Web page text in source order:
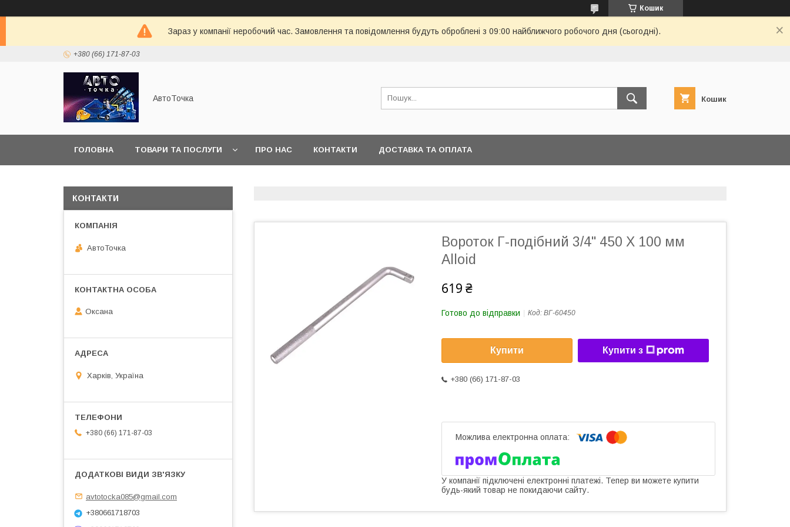
Кошик
Зараз у компанії неробочий час. Замовлення та повідомлення будуть оброблені з 09:00 найближчого робочого дня (сьогодні).
+380 (66) 171-87-03
АвтоТочка Кошик
ГОЛОВНА ТОВАРИ ТА ПОСЛУГИ ПРО НАС КОНТАКТИ ДОСТАВКА ТА ОПЛАТА
Вороток Г-подібний 3/4" 450 X 100 мм
Alloid
619 ₴
Готово до відправки Код: ВГ-60450
Купити Купити з
+380 (66) 171-87-03
У компанії підключені електронні платежі. Тепер ви можете купити
будь-який товар не покидаючи сайту.
КОНТАКТИ
АвтоТочка
Оксана
Харків, Україна
+380 (66) 171-87-03
avtotocka085@gmail.com
+380661718703